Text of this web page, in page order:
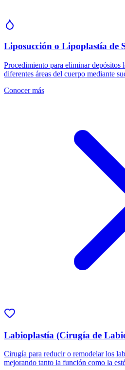
Liposucción o Lipoplastía de
Procedimiento para eliminar depósitos
diferentes áreas del cuerpo mediante
Conocer más
Labioplastía (Cirugía de
Cirugía para reducir o remodelar los
mejorando tanto la función como la